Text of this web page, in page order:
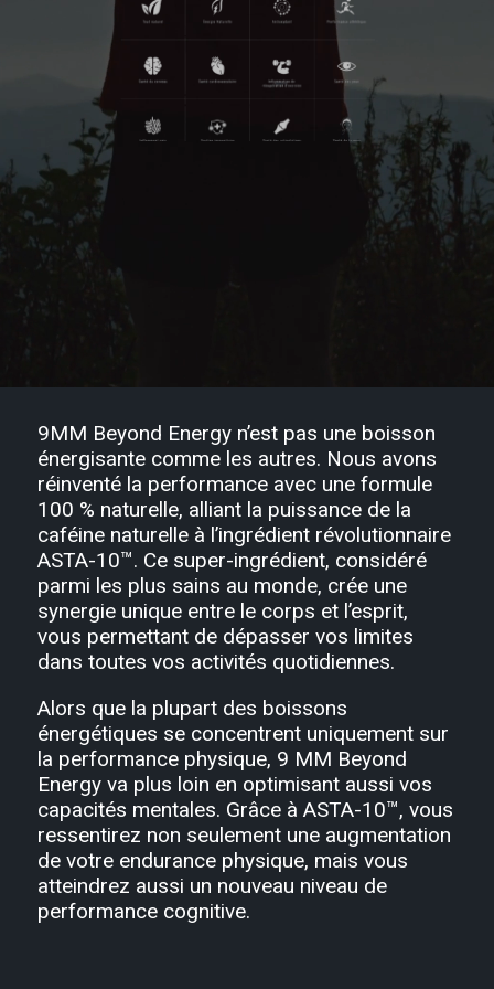
9MM Beyond Energy n’est pas une boisson
énergisante comme les autres. Nous avons
réinventé la performance avec une formule
100 % naturelle, alliant la puissance de la
caféine naturelle à l’ingrédient révolutionnaire
ASTA-10™. Ce super-ingrédient, considéré
parmi les plus sains au monde, crée une
synergie unique entre le corps et l’esprit,
vous permettant de dépasser vos limites
dans toutes vos activités quotidiennes.
Alors que la plupart des boissons
énergétiques se concentrent uniquement sur
la performance physique, 9 MM Beyond
Energy va plus loin en optimisant aussi vos
capacités mentales. Grâce à ASTA-10™, vous
ressentirez non seulement une augmentation
de votre endurance physique, mais vous
atteindrez aussi un nouveau niveau de
performance cognitive.